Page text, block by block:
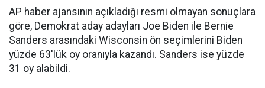
AP haber ajansının açıkladığı resmi olmayan sonuçlara
göre, Demokrat aday adayları Joe Biden ile Bernie
Sanders arasındaki Wisconsin ön seçimlerini Biden
yüzde 63'lük oy oranıyla kazandı. Sanders ise yüzde
31 oy alabildi.